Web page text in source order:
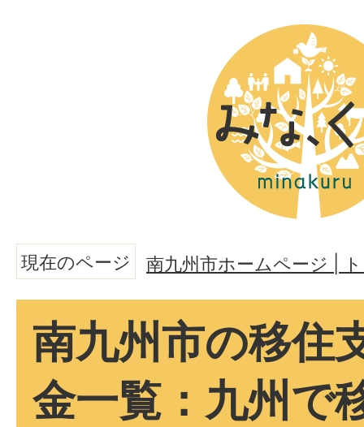
現在のページ 南九州市ホームページ |
南九州市の移住
金一覧：九州で